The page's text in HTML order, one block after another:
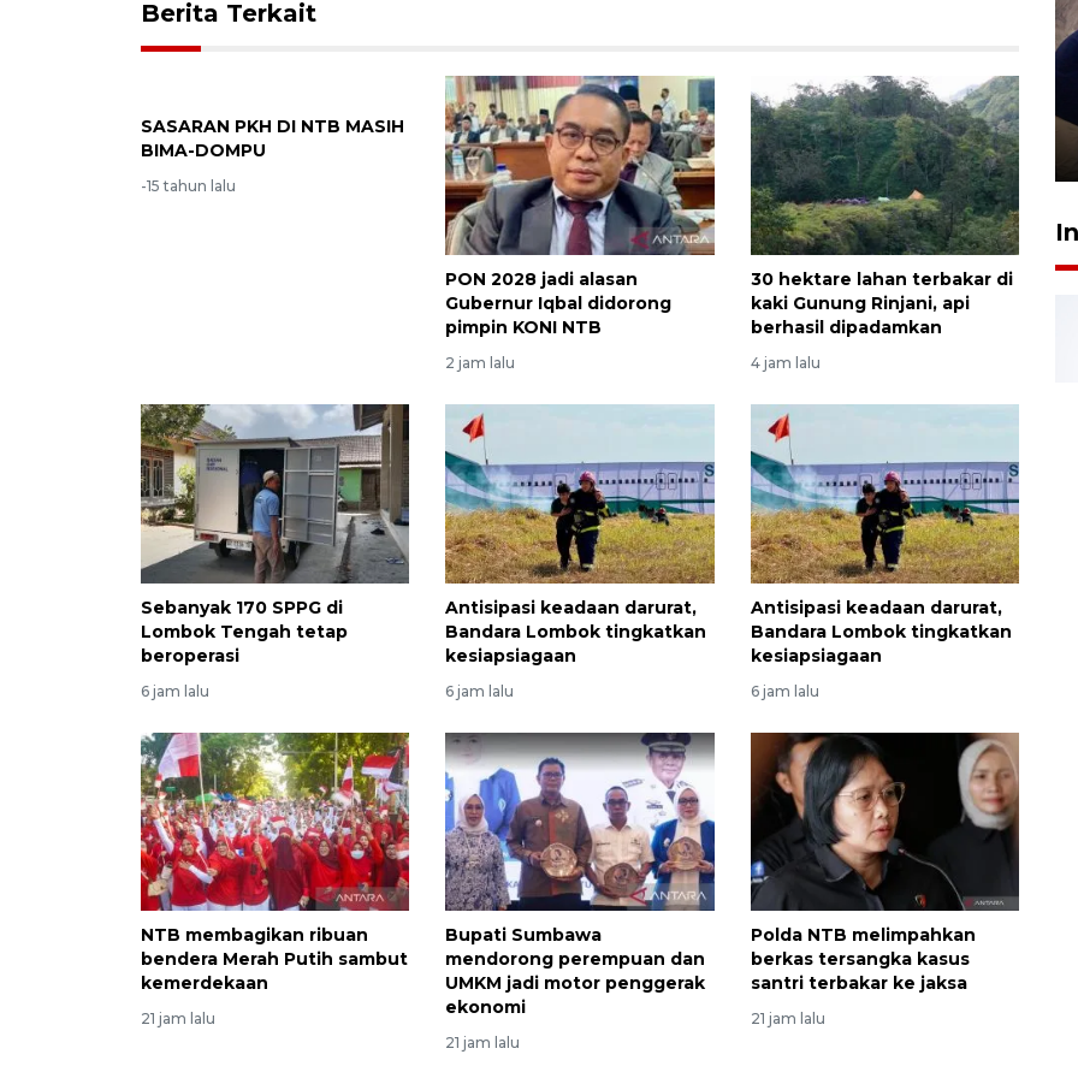
Berita Terkait
SASARAN PKH DI NTB MASIH
BIMA-DOMPU
-15 tahun lalu
PON 2028 jadi alasan
Gubernur Iqbal didorong
pimpin KONI NTB
2 jam lalu
30 hektare lahan terbakar di
kaki Gunung Rinjani, api
berhasil dipadamkan
4 jam lalu
Sebanyak 170 SPPG di
Lombok Tengah tetap
beroperasi
6 jam lalu
Antisipasi keadaan darurat,
Bandara Lombok tingkatkan
kesiapsiagaan
6 jam lalu
Antisipasi keadaan darurat,
Bandara Lombok tingkatkan
kesiapsiagaan
6 jam lalu
NTB membagikan ribuan
bendera Merah Putih sambut
kemerdekaan
21 jam lalu
Bupati Sumbawa
mendorong perempuan dan
UMKM jadi motor penggerak
ekonomi
21 jam lalu
Polda NTB melimpahkan
berkas tersangka kasus
santri terbakar ke jaksa
21 jam lalu
Sidang putusan terdakwa
pembunuhan Brigadir Nurhadi
10 March 2026 12:55 WIB
160 ribu sambungan baru
jaringan gas 2026